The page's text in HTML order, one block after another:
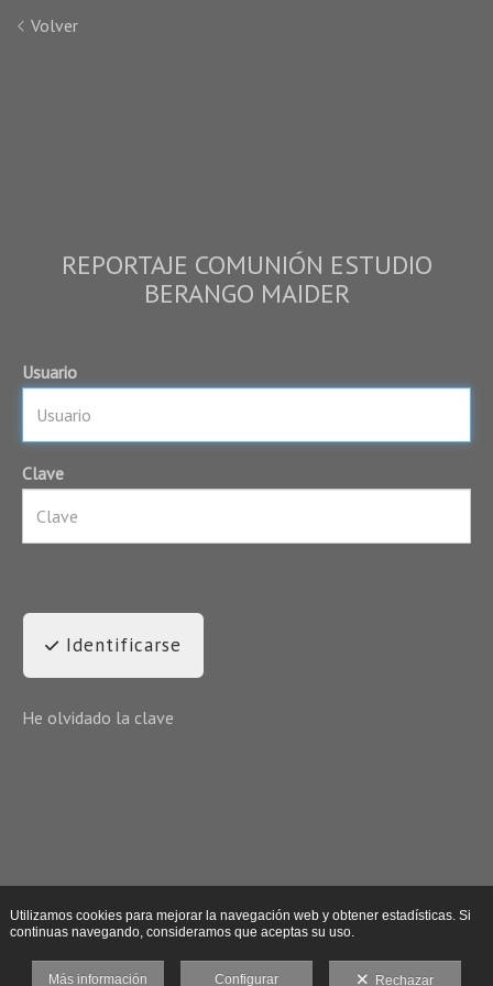
Volver
REPORTAJE COMUNIÓN ESTUDIO
BERANGO MAIDER
Usuario
Clave
Identificarse
He olvidado la clave
Utilizamos cookies para mejorar la navegación web y obtener estadísticas. Si
continuas navegando, consideramos que aceptas su uso.
Más información Configurar Rechazar